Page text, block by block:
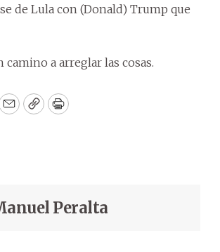
de Lula con (Donald) Trump que
camino a arreglar las cosas.
EmailCopyPrint
Peralta